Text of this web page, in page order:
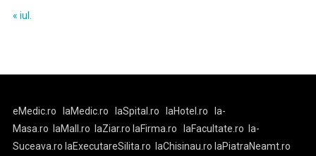
« iul.
eMedic.ro laMedic.ro laSpital.ro laHotel.ro
la-
Masa.ro
laMall.ro laZiar.ro laFirma.ro laFacultate.ro
la-
Suceava.ro laExecutareSilita.ro laChisinau.ro laPiatraNeamt.ro